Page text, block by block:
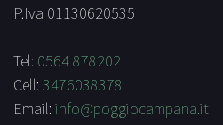
P.Iva 01130620535
Tel: 0564 878202
Cell: 3476038378
Email: info@poggiocampana.it